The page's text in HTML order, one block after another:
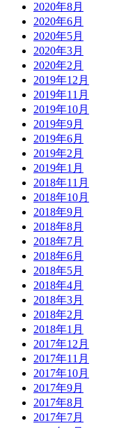
2020年8月
2020年6月
2020年5月
2020年3月
2020年2月
2019年12月
2019年11月
2019年10月
2019年9月
2019年6月
2019年2月
2019年1月
2018年11月
2018年10月
2018年9月
2018年8月
2018年7月
2018年6月
2018年5月
2018年4月
2018年3月
2018年2月
2018年1月
2017年12月
2017年11月
2017年10月
2017年9月
2017年8月
2017年7月